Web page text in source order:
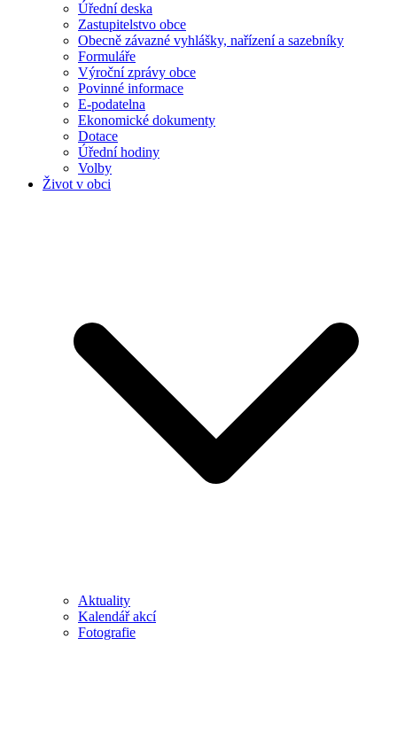
Úřední deska
Zastupitelstvo obce
Obecně závazné vyhlášky, nařízení a sazebníky
Formuláře
Výroční zprávy obce
Povinné informace
E-podatelna
Ekonomické dokumenty
Dotace
Úřední hodiny
Volby
Život v obci
Aktuality
Kalendář akcí
Fotografie